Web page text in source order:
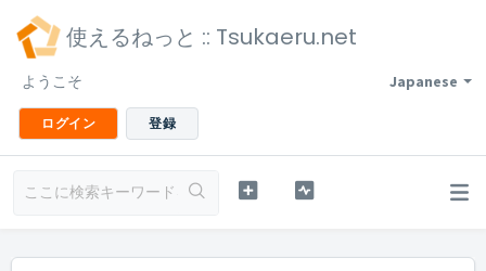
使えるねっと :: Tsukaeru.net
Japanese
ようこそ
ログイン 登録